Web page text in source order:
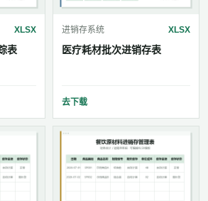
XLSX
表
进销存系统 XLSX
医疗耗材批次进销存表
去下载